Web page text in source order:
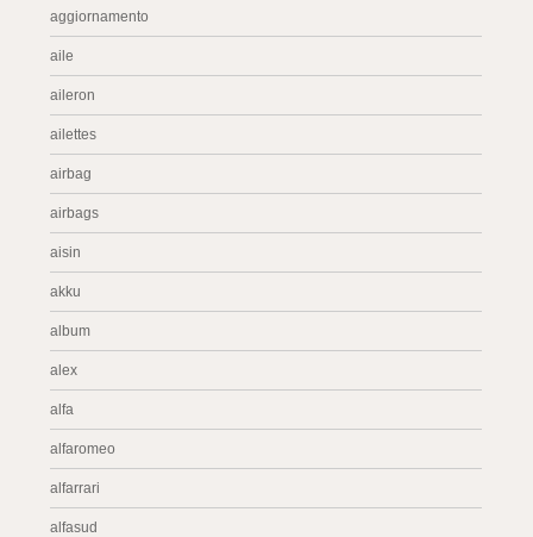
aggiornamento
aile
aileron
ailettes
airbag
airbags
aisin
akku
album
alex
alfa
alfaromeo
alfarrari
alfasud